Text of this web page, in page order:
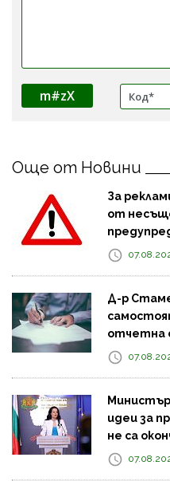
m#zX
Още от Новини
За
от
Д-р
отчетна
идеи за
не са